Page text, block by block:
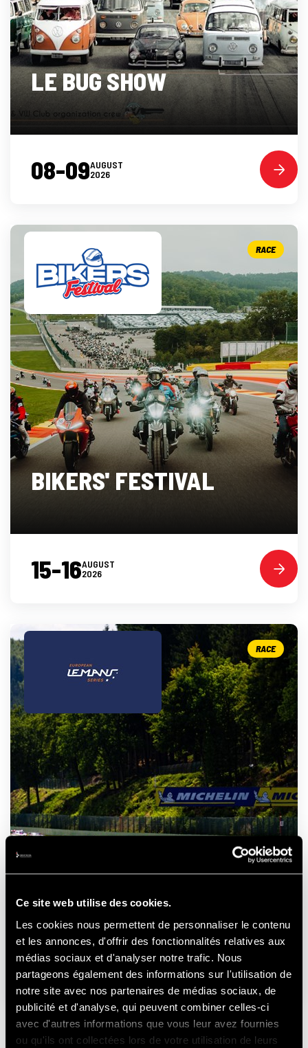
Ce site web utilise des cookies.
Les cookies nous permettent de personnaliser le contenu
et les annonces, d'offrir des fonctionnalités relatives aux
médias sociaux et d'analyser notre trafic. Nous
partageons également des informations sur l'utilisation de
notre site avec nos partenaires de médias sociaux, de
publicité et d'analyse, qui peuvent combiner celles-ci
avec d'autres informations que vous leur avez fournies
ou qu'ils ont collectées lors de votre utilisation de leurs
LE BUG SHOW
08-09AUGUST
2026
BIKERS' FESTIVAL
RACE
15-16AUGUST
2026
ELMS - 4 HOURS OF SPA
- FRANCORCHAMPS
RACE
21-22-23AUGUST
2026